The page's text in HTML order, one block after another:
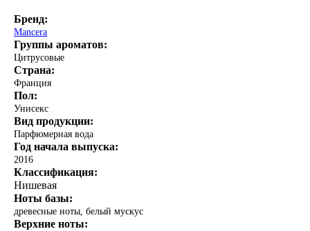
Бренд:
Mancera
Группы ароматов:
Цитрусовые
Страна:
Франция
Пол:
Унисекс
Вид продукции:
Парфюмерная вода
Год начала выпуска:
2016
Классификация:
Нишевая
Ноты базы:
древесные ноты, белый мускус
Верхние ноты: